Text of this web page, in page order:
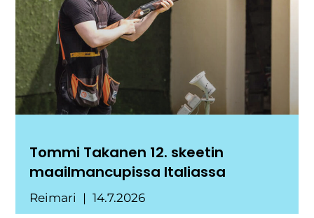
Tommi Takanen 12. skeetin
maailmancupissa Italiassa
Reimari 14.7.2026